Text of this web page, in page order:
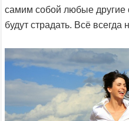
самим собой любые
будут страдать. Всё всегда